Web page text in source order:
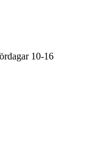
10-16